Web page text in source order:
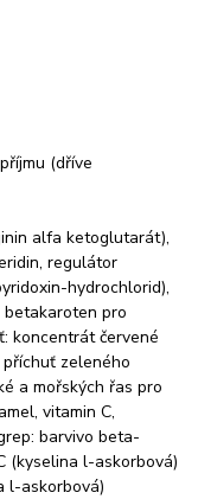
(dříve
alfa ketoglutarát),
regulátor
hydrochlorid),
betakaroten pro
koncentrát červené
zeleného
a mořských řas pro
vitamin C,
barvivo beta-
(kyselina l-askorbová)
l-askorbová)